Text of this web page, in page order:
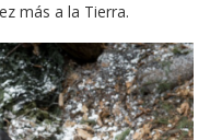
más a la Tierra.